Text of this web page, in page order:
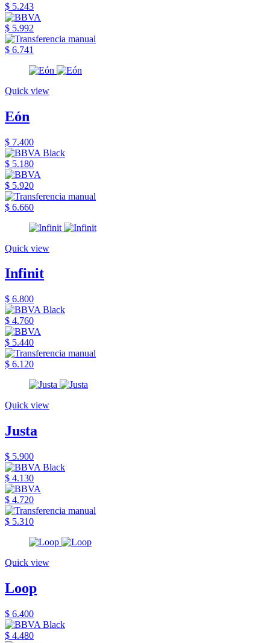
$ 5.243
$ 5.992
$ 6.741
Quick view
Eón
$ 7.400
$ 5.180
$ 5.920
$ 6.660
Quick view
Infinit
$ 6.800
$ 4.760
$ 5.440
$ 6.120
Quick view
Justa
$ 5.900
$ 4.130
$ 4.720
$ 5.310
Quick view
Loop
$ 6.400
$ 4.480